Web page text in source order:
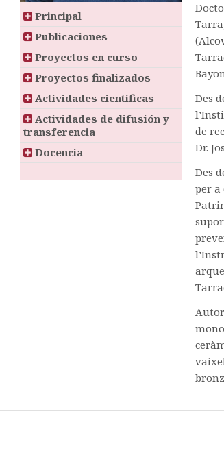
Principal
Publicaciones
Proyectos en curso
Proyectos finalizados
Actividades científicas
Actividades de difusión y
transferencia
Docencia
Des
de
Dr.
Des
per a